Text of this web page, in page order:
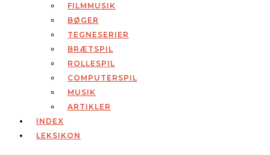
FILMMUSIK
BØGER
TEGNESERIER
BRÆTSPIL
ROLLESPIL
COMPUTERSPIL
MUSIK
ARTIKLER
INDEX
LEKSIKON